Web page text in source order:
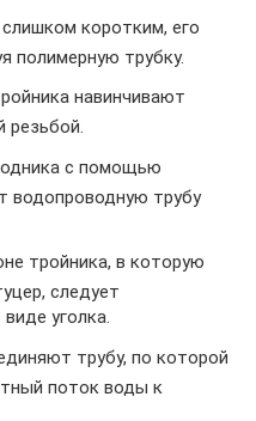
коротким, его
полимерную трубку.
навинчивают
резьбой.
с помощью
водопроводную трубу
тройника, в которую
следует
уголка.
трубу, по которой
поток воды к